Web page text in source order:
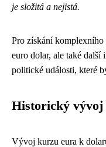
je složitá a nejistá.
Pro získání komplexního
euro dolar, ale také další
politické události, které
Historický
Vývoj kurzu eura k